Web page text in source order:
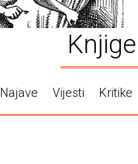
Knjige
Najave Vijesti Kritike